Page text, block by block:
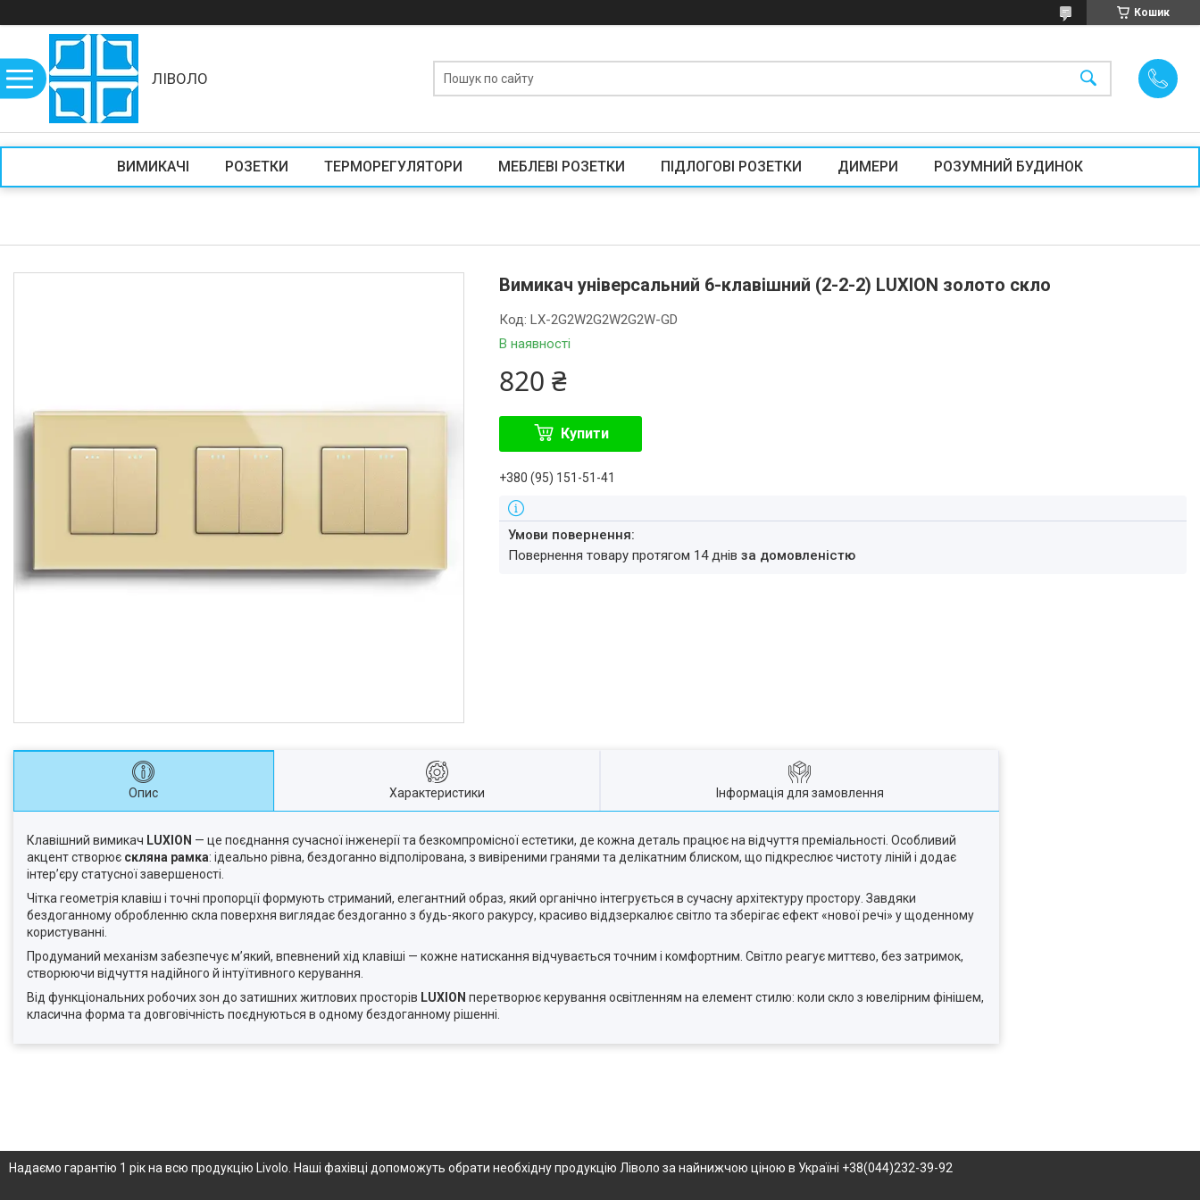
Кошик
ЛІВОЛО
ВИМИКАЧІ РОЗЕТКИ ТЕРМОРЕГУЛЯТОРИ МЕБЛЕВІ РОЗЕТКИ ПІДЛОГОВІ РОЗЕТКИ ДИМЕРИ РОЗУМНИЙ БУДИНОК
Вимикач універсальний 6-клавішний (2-2-2) LUXION золото скло
В наявності
Код:LX-2G2W2G2W2G2W-GD
820 ₴
Купити
+380 (95) 151-51-41
повернення товару протягом 14 днівза домовленістю
Опис Характеристики Інформація для замовлення
Клавішний вимикач LUXION — це поєднання сучасної інженерії та безкомпромісної естетики, де кожна деталь працює на відчуття преміальності. Особливий
акцент створює скляна рамка: ідеально рівна, бездоганно відполірована, з вивіреними гранями та делікатним блиском, що підкреслює чистоту ліній і додає
інтер’єру статусної завершеності.
Чітка геометрія клавіш і точні пропорції формують стриманий, елегантний образ, який органічно інтегрується в сучасну архітектуру простору. Завдяки
бездоганному обробленню скла поверхня виглядає бездоганно з будь-якого ракурсу, красиво віддзеркалює світло та зберігає ефект «нової речі» у щоденному
користуванні.
Продуманий механізм забезпечує м’який, впевнений хід клавіші — кожне натискання відчувається точним і комфортним. Світло реагує миттєво, без затримок,
створюючи відчуття надійного й інтуїтивного керування.
Від функціональних робочих зон до затишних житлових просторів LUXION перетворює керування освітленням на елемент стилю: коли скло з ювелірним фінішем,
класична форма та довговічність поєднуються в одному бездоганному рішенні.
Надаємо гарантію 1 рік на всю продукцію Livolo. Наші фахівці допоможуть обрати необхідну продукцію Ліволо за найнижчою ціною в Україні +38(044)232-39-92